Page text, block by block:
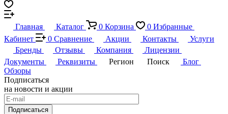
Главная Каталог 0 Корзина 0 Избранные
Кабинет
0 Сравнение Акции Контакты
Услуги
Бренды
Отзывы Компания
Лицензии
Документы
Реквизиты Регион Поиск
Блог
Обзоры
Подписаться
на новости и акции
Подписаться